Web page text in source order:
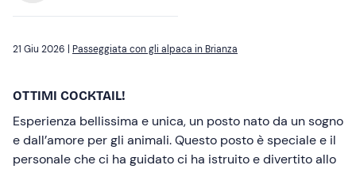
21 Giu 2026 | Passeggiata con gli alpaca in Brianza
OTTIMI COCKTAIL!
Esperienza bellissima e unica, un posto nato da un sogno
e dall’amore per gli animali. Questo posto è speciale e il
personale che ci ha guidato ci ha istruito e divertito allo